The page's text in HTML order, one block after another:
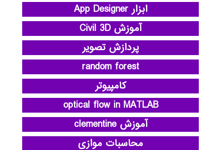
ابزار App Designer
آموزش Civil 3D
پردازش تصویر
random forest
کامپیوتر
optical flow in MATLAB
آموزش clementine
محاسبات موازی